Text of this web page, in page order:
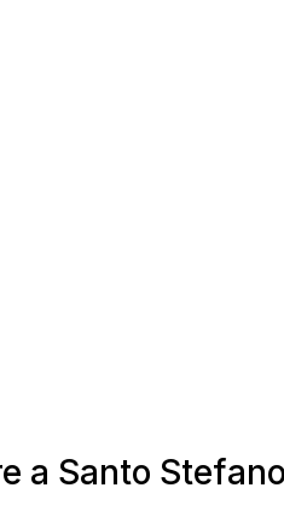
a Santo